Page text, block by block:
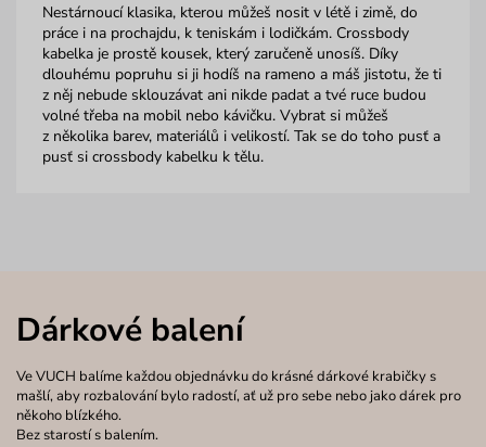
Nestárnoucí klasika, kterou můžeš nosit v létě i zimě, do
práce i na prochajdu, k teniskám i lodičkám. Crossbody
kabelka je prostě kousek, který zaručeně unosíš. Díky
dlouhému popruhu si ji hodíš na rameno a máš jistotu, že ti
z něj nebude sklouzávat ani nikde padat a tvé ruce budou
volné třeba na mobil nebo kávičku. Vybrat si můžeš
z několika barev, materiálů i velikostí. Tak se do toho pusť a
pusť si crossbody kabelku k tělu.
Dárkové balení
Ve VUCH balíme každou objednávku do krásné dárkové krabičky s
mašlí, aby rozbalování bylo radostí, ať už pro sebe nebo jako dárek pro
někoho blízkého.
Bez starostí s balením.